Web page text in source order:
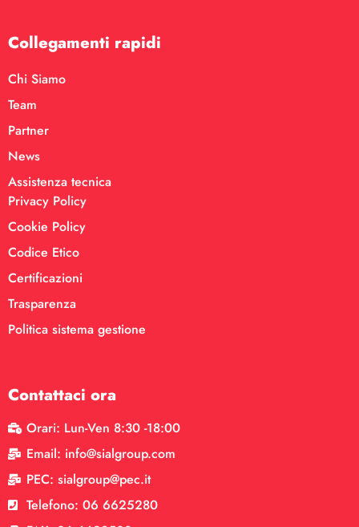
Collegamenti rapidi
Chi Siamo
Team
Partner
News
Assistenza tecnica
Privacy Policy
Cookie Policy
Codice Etico
Certificazioni
Trasparenza
Politica sistema gestione
Contattaci ora
Orari: Lun-Ven 8:30 -18:00
Email: info@sialgroup.com
PEC: sialgroup@pec.it
Telefono: 06 6625280